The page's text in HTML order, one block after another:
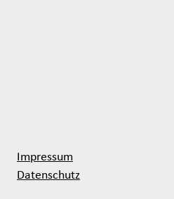
Impressum
Datenschutz